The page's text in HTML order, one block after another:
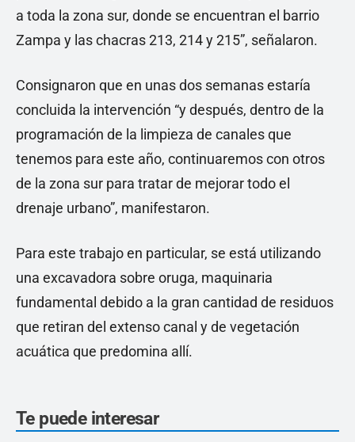
a toda la zona sur, donde se encuentran el barrio
Zampa y las chacras 213, 214 y 215”, señalaron.
Consignaron que en unas dos semanas estaría
concluida la intervención “y después, dentro de la
programación de la limpieza de canales que
tenemos para este año, continuaremos con otros
de la zona sur para tratar de mejorar todo el
drenaje urbano”, manifestaron.
Para este trabajo en particular, se está utilizando
una excavadora sobre oruga, maquinaria
fundamental debido a la gran cantidad de residuos
que retiran del extenso canal y de vegetación
acuática que predomina allí.
Te puede interesar